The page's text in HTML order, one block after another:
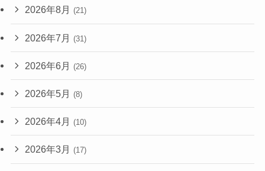
2026年8月 (21)
2026年7月 (31)
2026年6月 (26)
2026年5月 (8)
2026年4月 (10)
2026年3月 (17)